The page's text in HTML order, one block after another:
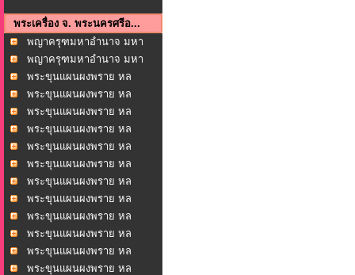
พระเครื่อง จ. พระนครศรีอ...
พญาครุฑมหาอำนาจ มหา
บาร...พญาครุฑมหาอำนาจ มหา
บาร...พระขุนแผนผงพราย หล
วงพ่...พระขุนแผนผงพราย หล
วงพ่...พระขุนแผนผงพราย หล
วงพ่...พระขุนแผนผงพราย หล
วงพ่...พระขุนแผนผงพราย หล
วงพ่...พระขุนแผนผงพราย หล
วงพ่...พระขุนแผนผงพราย หล
วงพ่...พระขุนแผนผงพราย หล
วงพ่...พระขุนแผนผงพราย หล
วงพ่...พระขุนแผนผงพราย หล
วงพ่...พระขุนแผนผงพราย หล
วงพ่...พระขุนแผนผงพราย หล